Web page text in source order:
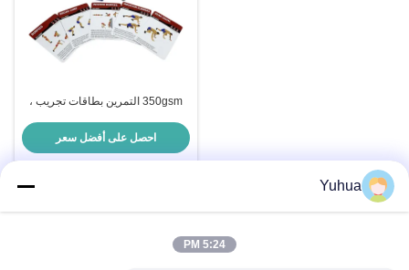
350gsm التمرين بطاقات تجريب ،
احصل على أفضل سعر
Yuhua
5:24 PM